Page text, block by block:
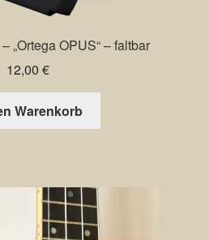
„Ortega OPUS“ – faltbar
12,00 €
Warenkorb